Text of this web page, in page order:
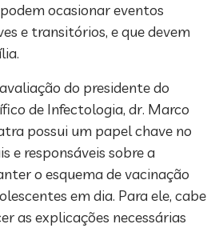
ocasionar eventos
e transitórios, e que devem
do presidente do
de Infectologia, dr. Marco
possui um papel chave no
e responsáveis sobre a
o esquema de vacinação
em dia. Para ele, cabe
as explicações necessárias